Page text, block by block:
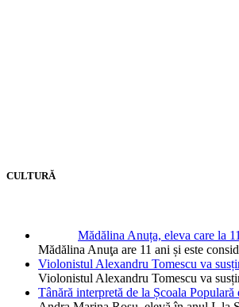
CULTURĂ
Mădălina Anuța, eleva care la
Mădălina Anuţa are 11 ani și este
Violonistul Alexandru Tomescu va
Violonistul Alexandru Tomescu va
Tânără interpretă de la Școala